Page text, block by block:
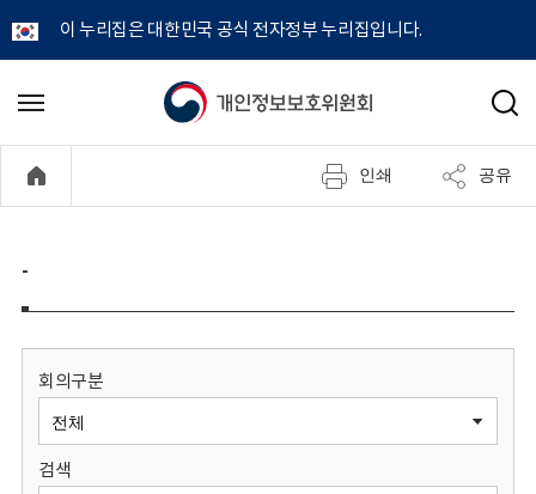
이 누리집은 대한민국 공식 전자정부 누리집입니다.
개
정
보
원
메
기
검
인쇄 공유
-
회의구분
검색